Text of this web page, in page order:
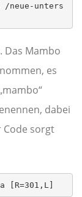
/neue-unters
Das Mambo
es
dabei
Code sorgt
[R=301,L]